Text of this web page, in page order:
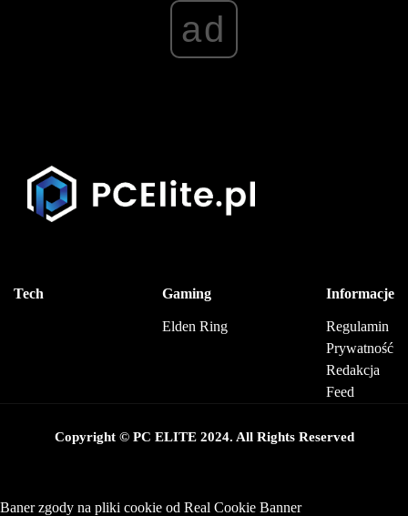
ad
Tech Gaming
Elden Ring
Informacje
Regulamin
Prywatność
Redakcja
Feed
Copyright © PC ELITE 2024. All Rights Reserved
Baner zgody na pliki cookie od Real Cookie Banner